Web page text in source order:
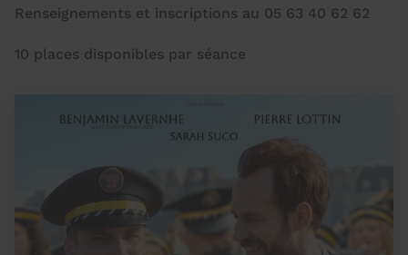
Renseignements et inscriptions au 05 63 40 62 62
10 places disponibles par séance